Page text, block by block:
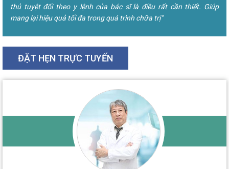
thủ tuyệt đối theo y lệnh của bác sĩ là điều rất cần thiết. Giúp
mang lại hiệu quả tối đa trong quá trình chữa trị"
ĐẶT HẸN TRỰC TUYẾN